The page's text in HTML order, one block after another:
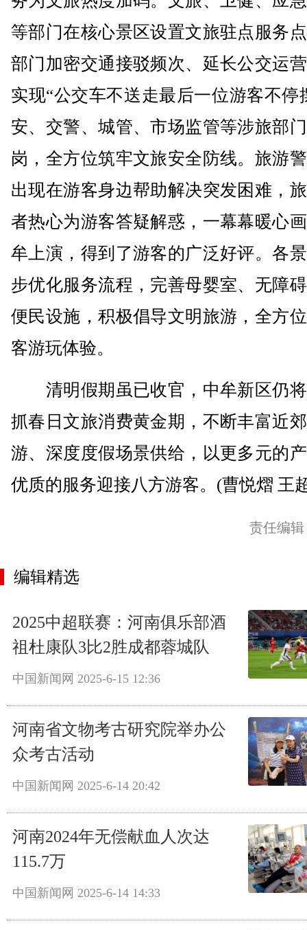
等部门在核心景区设置文旅驻点服务
部门加密交通接驳频次、延长公交运
实现“公交车不送走最后一位游客不停
安、交警、城管、市场监管等涉旅部
岗，全方位筑牢文旅安全防线。旅游
出现在游客身边帮助解决突发困难，
者热心为游客答疑解惑，一幕幕暖心
牟上演，得到了游客的广泛好评。各
步优化服务流程，完善母婴室、无障
便民设施，积极倡导文明旅游，全方
客游玩体验。
清明假期虽已收官，中牟新区仍
抓春日文旅消费黄金期，不断丰富近
游、深度度假场景供给，以更多元的
优质的服务迎接八方游客。(曹悦熠 王
责任编
编辑精选
2025中超联赛：河南俱乐部酒
祖杜康队3比2胜成都蓉城队
中国新闻网 2025-6-15 12:36
河南省文物考古研究院举办公
众考古活动
中国新闻网 2025-6-14 20:42
河南2024年无偿献血人次达
115.7万
中国新闻网 2025-6-14 14:33